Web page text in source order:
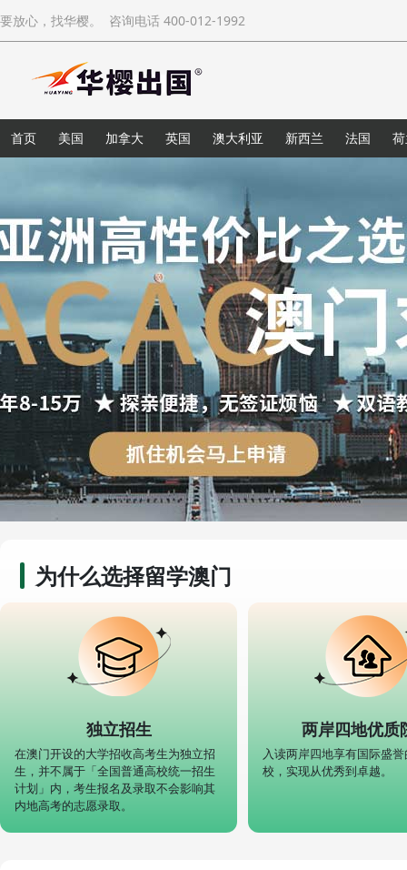
要放心，找华樱。 咨询电话 400-012-1992
首页 美国 加拿大 英国 澳大利亚 新西兰 法国
为什么选择留学澳门
独立招生
在澳门开设的大学招收高考生为独立招
生，并不属于「全国普通高校统一招生
计划」内，考生报名及录取不会影响其
内地高考的志愿录取。
两岸四地优质
入读两岸四地享有国际盛
校，实现从优秀到卓越。